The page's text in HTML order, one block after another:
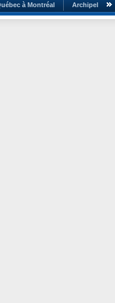
à Montréal Archipel